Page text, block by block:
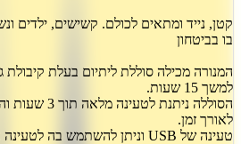
קטן, נייד ומתאים לכולם. קשישים, ילדים
בו בביטחון
המנורה מכילה סוללת ליתיום בעלת קיבולת
למשך 15 שעות.
לאורך זמן.
טעינה של USB וניתן להשתמש בה לטעינה או ישירות דרך כבל הטעינה